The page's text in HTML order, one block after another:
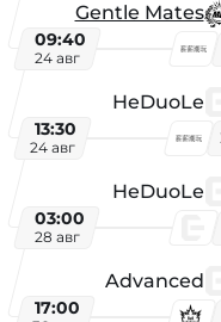
Gentle Mates
09:40
24 авг
HeDuoLe
13:30
24 авг
HeDuoLe
03:00
28 авг
Advanced
17:00